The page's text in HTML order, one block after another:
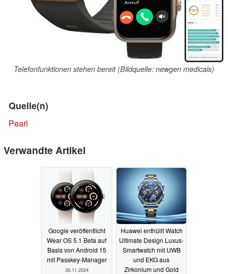
Telefonfunktionen stehen bereit (Bildquelle: newgen medicals)
Quelle(n)
Pearl
Verwandte Artikel
Google veröffentlicht
Wear OS 5.1 Beta auf
Basis von Android 15
mit Passkey-Manager
26.11.2024
Huawei enthüllt Watch
Ultimate Design Luxus-
Smartwatch mit UWB
und EKG aus
Zirkonium und Gold